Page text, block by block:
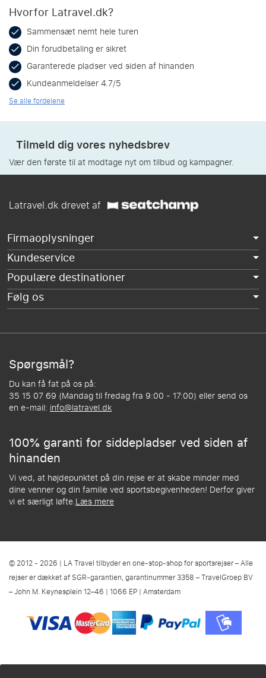
Hvorfor Latravel.dk?
Sammensæt nemt hele turen
Din forudbetaling er sikret
Garanterede pladser ved siden af hinanden
Kundeanmeldelser 4.7/5
Se alle fordelene
Tilmeld dig vores nyhedsbrev
Vær den første til at modtage nyt om tilbud og kampagner.
Latravel.dk drevet af
Firmaoplysninger
Kundeservice
Populære destinationer
Følg os
Spørgsmål?
Du kan få fat på os på:
35 15 07 69 (Mandag til fredag fra 9:00 - 17:00) eller send os
en e-mail: info@latravel.dk
100% garanti for siddepladser ved siden af
hinanden
Vi ved, at højdepunktet på din rejse er at skabe minder med
dine venner og din familie ved sportsbegivenheden! Derfor giver
vi et særligt løfte.Læs mere
© 2012 - 2026 | LA Travel tilbyder en one-stop-shop for sportsrejser – Alle
rejser er dækket af SGR-garantien, garantinummer 3358 – TravelGroep BV
– John M. Keynesplein 12–46 | 1066 EP | Amsterdam